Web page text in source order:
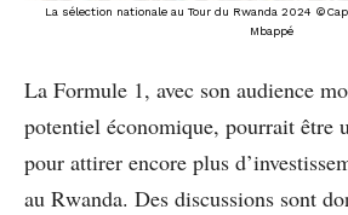
La sélection nationale au Tour du Rwanda 2024
Mbappé
La Formule 1, avec son audience
potentiel économique, pourrait être
pour attirer encore plus
au Rwanda. Des discussions sont